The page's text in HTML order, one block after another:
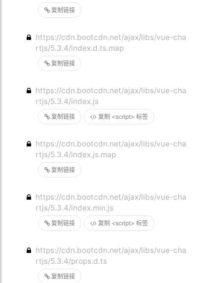
复制链接
复制链接
https://cdn.bootcdn.net/ajax/libs/vue-cha
rtjs/5.3.4/index.d.ts.map
复制链接 复制 <script> 标签
https://cdn.bootcdn.net/ajax/libs/vue-cha
rtjs/5.3.4/index.js
复制链接
https://cdn.bootcdn.net/ajax/libs/vue-cha
rtjs/5.3.4/index.js.map
复制链接 复制 <script> 标签
https://cdn.bootcdn.net/ajax/libs/vue-cha
rtjs/5.3.4/index.min.js
复制链接
https://cdn.bootcdn.net/ajax/libs/vue-cha
rtjs/5.3.4/props.d.ts